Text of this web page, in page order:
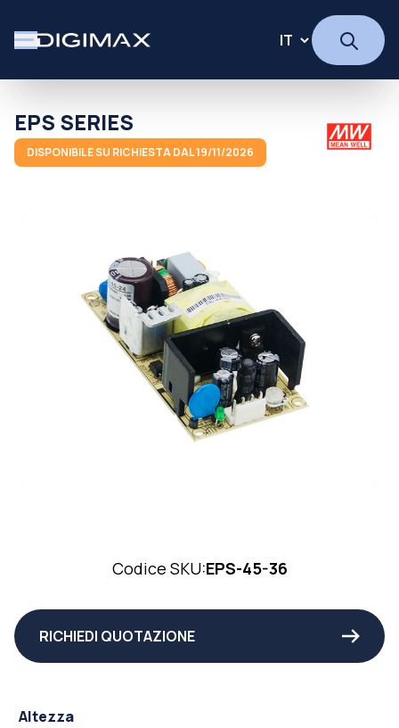
EPS SERIES
DISPONIBILE SU RICHIESTA DAL 19/11/2026
Codice SKU:EPS-45-36
RICHIEDI QUOTAZIONE
Altezza